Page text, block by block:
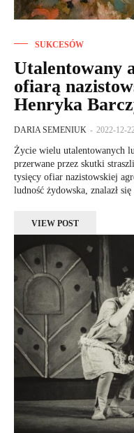
SUKCESÓW
Utalentowany
ofiarą
Henryka
DARIA SEMENIUK - 2022-12-
Życie wielu utalentowanych
przerwane przez skutki
tysięcy ofiar nazistowskiej
ludność żydowska, znalazł
VIEW POST